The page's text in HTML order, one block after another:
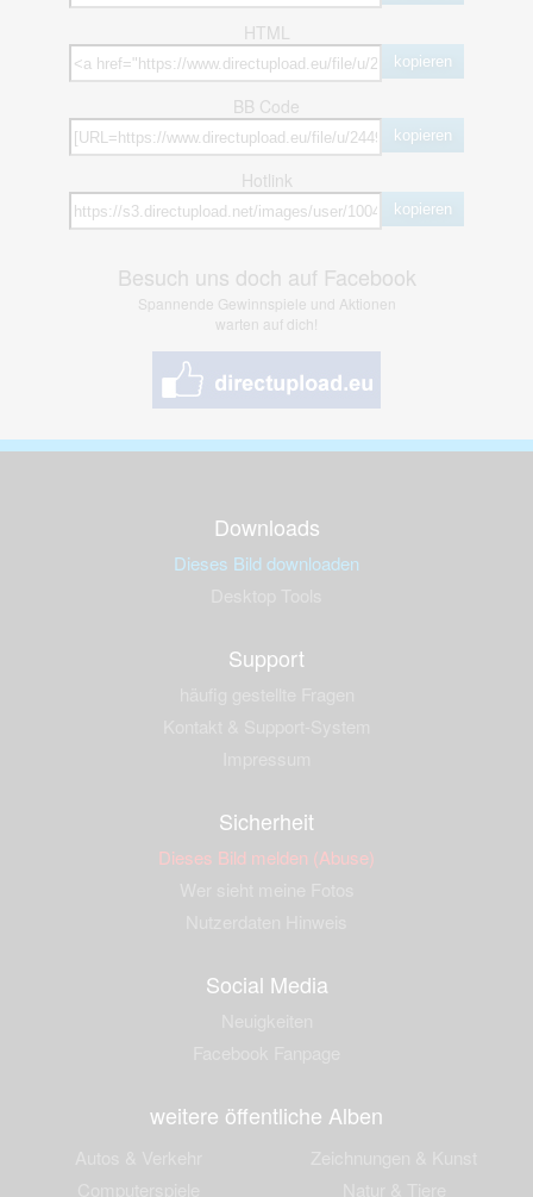
HTML
kopieren
BB Code
kopieren
Hotlink
kopieren
Besuch uns doch auf Facebook
Spannende Gewinnspiele und Aktionen
warten auf dich!
Downloads
Dieses Bild downloaden
Support
Sicherheit
Dieses Bild melden (Abuse)
Social Media
weitere öffentliche Alben